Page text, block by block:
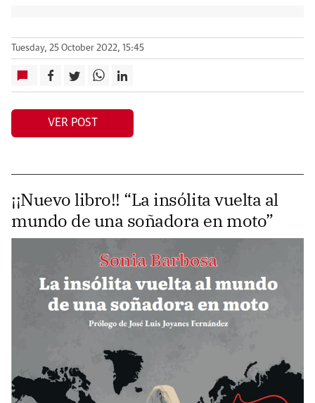
Tuesday, 25 October 2022, 15:45
VER POST
¡¡Nuevo libro!! “La insólita vuelta al
mundo de una soñadora en moto”